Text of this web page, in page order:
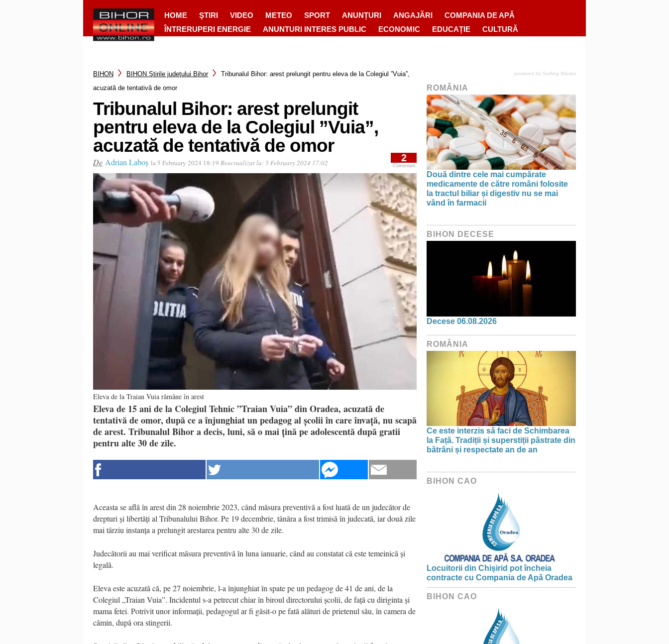
HOME ŞTIRI VIDEO METEO SPORT ANUNȚURI ANGAJĂRI
COMPANIA DE APĂ
ÎNTRERUPERI ENERGIE
ANUNTURI INTERES PUBLIC ECONOMIC EDUCAȚIE CULTURĂ
BIHON BIHON Ştirile judeţului Bihor
Tribunalul Bihor: arest prelungit pentru eleva de la Colegiul ”Vuia”,
acuzată de tentativă de omor
Tribunalul Bihor: arest prelungit
pentru eleva de la Colegiul ”Vuia”,
acuzată de tentativă de omor
De Adrian Laboș la 5 February 2024 18:19 Reactualizat la:5 February 2024 17:02 2
Comentarii
Eleva de la Traian Vuia rămâne în arest
Eleva de 15 ani de la Colegiul Tehnic ”Traian Vuia” din Oradea, acuzată de
tentativă de omor, după ce a înjunghiat un pedagog al școlii în care învață, nu scapă
de arest. Tribunalul Bihor a decis, luni, să o mai țină pe adolescentă după gratii
pentru alte 30 de zile.
Aceasta se află în arest din 28 noiembrie 2023, când măsura preventivă a fost luată de un judecător de
drepturi și libertăți al Tribunalului Bihor. Pe 19 decembrie, tânăra a fost trimisă în judecată, iar două zile
mai târziu instanța a prelungit arestarea pentru alte 30 de zile.
Judecătorii au mai verificat măsura preventivă în luna ianuarie, când au constatat că este temeinică și
legală.
Eleva este acuzată că, pe 27 noiembrie, l-a înjunghiat în spate pe un pedagog de 41 de ani, de la
Colegiul „Traian Vuia”. Incidentul s-a petrecut chiar în biroul directorului școlii, de față cu diriginta și
mama fetei. Potrivit unor informații, pedagogul ar fi găsit-o pe fată alături de prietenul său, în camera de
cămin, după ora stingerii.
powered by Surfing Waves
ROMÂNIA
Două dintre cele mai cumpărate
medicamente de către români folosite
la tractul biliar și digestiv nu se mai
vând în farmacii
BIHON DECESE
Decese 06.08.2026
ROMÂNIA
Ce este interzis să faci de Schimbarea
la Față. Tradiții și superstiții păstrate din
bătrâni și respectate an de an
BIHON CAO
Locuitorii din Chișirid pot încheia
contracte cu Compania de Apă Oradea
BIHON CAO